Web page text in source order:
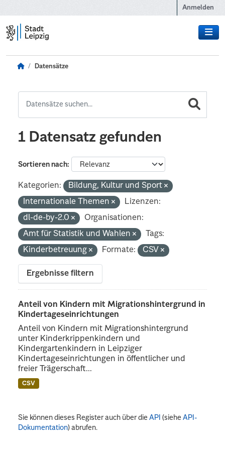
Anmelden
Datensätze
1 Datensatz gefunden
Sortieren nach
Kategorien:
Bildung, Kultur und Sport
Internationale Themen
Lizenzen:
dl-de-by-2.0
Organisationen:
Amt für Statistik und Wahlen
Tags:
Kinderbetreuung
Formate: CSV
Ergebnisse filtern
Anteil von Kindern mit Migrationshintergrund in
Kindertageseinrichtungen
Anteil von Kindern mit Migrationshintergrund
unter Kinderkrippenkindern und
Kindergartenkindern in Leipziger
Kindertageseinrichtungen in öffentlicher und
freier Trägerschaft...
CSV
Sie können dieses Register auch über dieAPI (sieheAPI-
Dokumentation) abrufen.